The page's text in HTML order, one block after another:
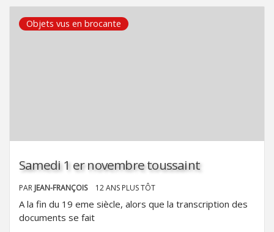
Objets vus en brocante
Samedi 1 er novembre toussaint
PAR JEAN-FRANÇOIS 12 ANS PLUS TÔT
A la fin du 19 eme siècle, alors que la transcription des
documents se fait